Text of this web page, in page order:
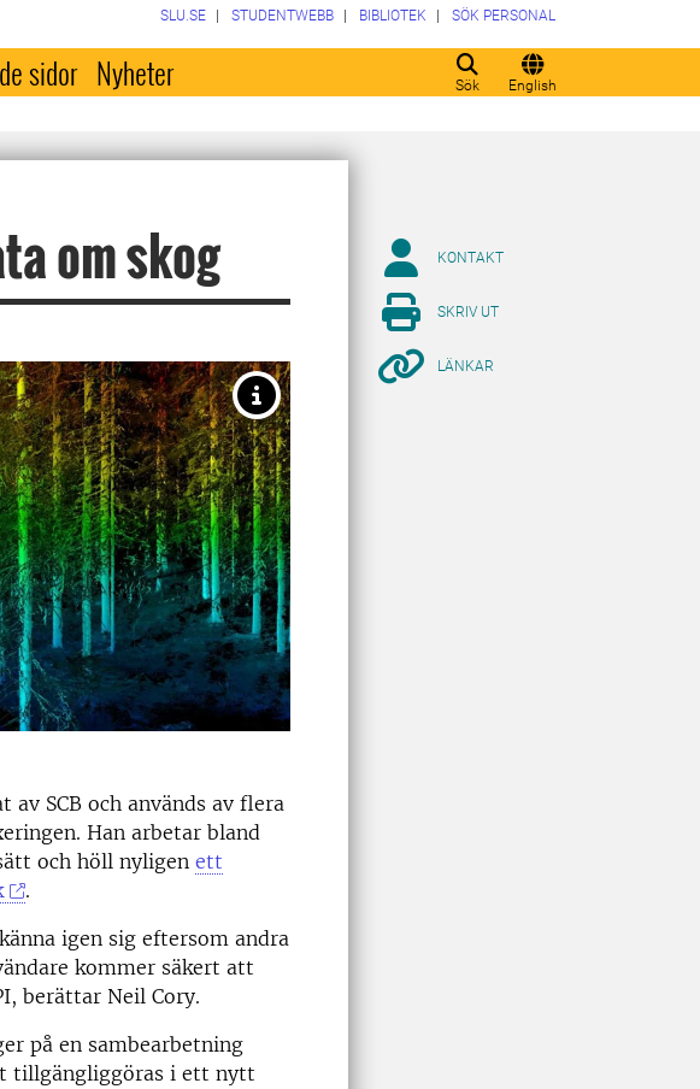
Sök English
SLU.SE STUDENTWEBB BIBLIOTEK SÖK PERSONAL
sidor Nyheter
om skog
av SCB och används av flera
Han arbetar bland
och höll nyligen ett
.
igen sig eftersom andra
kommer säkert att
berättar Neil Cory.
på en sambearbetning
tillgängliggöras i ett nytt
KONTAKT
SKRIV UT
LÄNKAR